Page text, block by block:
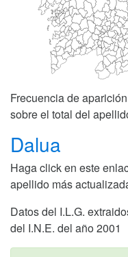
Frecuencia de
sobre el total del
Dalua
Haga click en este
apellido más
Datos del I.L.G.
del I.N.E. del año 2001